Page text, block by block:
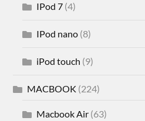
IPod 7 (4)
IPod nano (8)
iPod touch (9)
MACBOOK (224)
Macbook Air (63)